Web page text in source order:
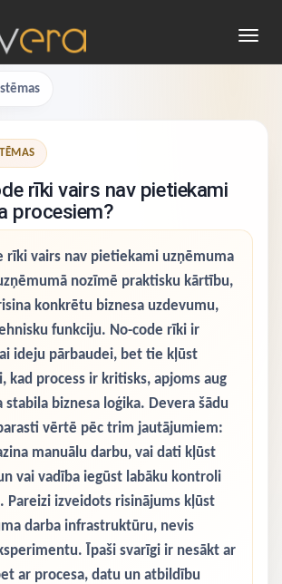
rīki vairs nav pietiekami
procesiem?
rīki vairs nav pietiekami uzņēmuma
nozīmē praktisku kārtību,
konkrētu biznesa uzdevumu,
funkciju. No-code rīki ir
ideju pārbaudei, bet tie kļūst
kad process ir kritisks, apjoms aug
stabila biznesa loģika. Devera šādu
vērtē pēc trim jautājumiem:
manuālu darbu, vai dati kļūst
vai vadība iegūst labāku kontroli
Pareizi izveidots risinājums kļūst
darba infrastruktūru, nevis
Īpaši svarīgi ir nesākt ar
ar procesa, datu un atbildību